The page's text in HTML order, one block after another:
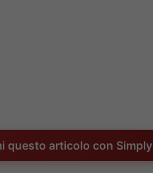
questo articolo con Simply